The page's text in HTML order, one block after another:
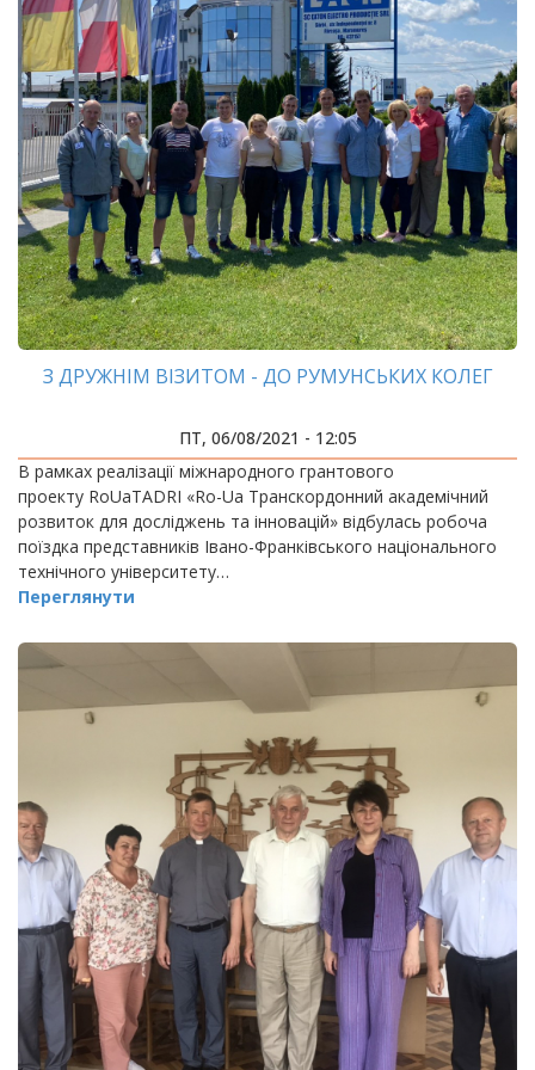
З ДРУЖНІМ ВІЗИТОМ - ДО РУМУНСЬКИХ КОЛЕГ
ПТ, 06/08/2021 - 12:05
В рамках реалізації міжнародного грантового
проекту RoUaTADRI «Ro-Ua Транскордонний академічний
розвиток для досліджень та інновацій» відбулась робоча
поїздка представників Івано-Франківського національного
технічного університету…
Переглянути